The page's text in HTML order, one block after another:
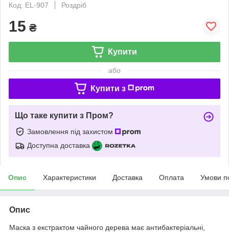
Код: EL-907
Роздріб
15 ₴
Купити
або
Купити з
Що таке купити з Пром?
Замовлення під захистом
Доступна доставка
Опис Характеристики Доставка Оплата Умови
Опис
Маска з екстрактом чайного дерева має антибактеріальні,